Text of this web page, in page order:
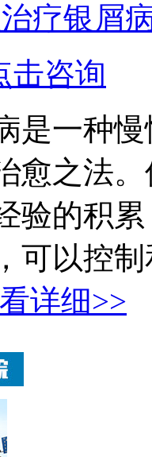
疗银屑
击咨询
是一种
愈之法
验的积
可以控
详细>>